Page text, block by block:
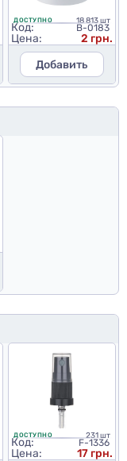
ДОСТУПНО 18 813 шт
Код: B-0183
Цена:
2 грн.
Добавить
ДОСТУПНО 231 шт
Код: F-1336
Цена:
17 грн.